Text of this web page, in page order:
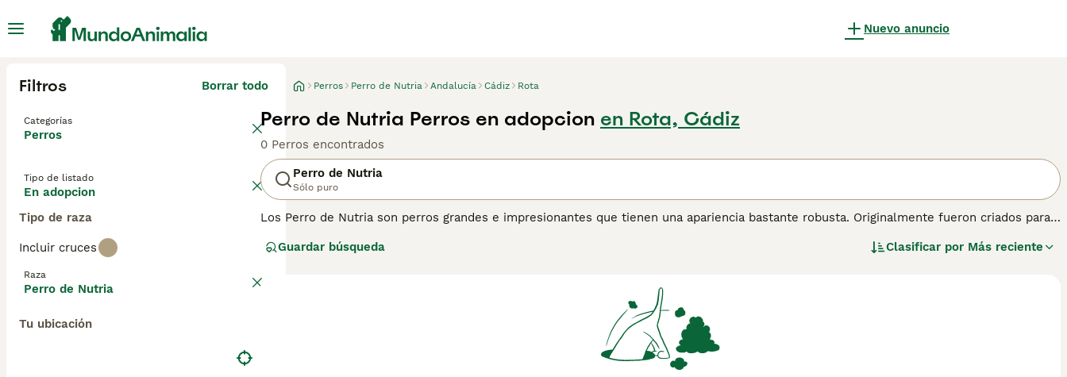
Nuevo anuncio
Filtros Borrar todo
Categorías
Perros
Tipo de listado
En adopcion
Tipo de raza
Incluir cruces
Raza
Perro de Nutria
Tu ubicación
Perros Perro de Nutria Andalucía Cádiz Rota
Perro de Nutria Perros en adopcion en Rota, Cádiz
0 Perros encontrados
Perro de Nutria
Sólo puro
Los Perro de Nutria son perros grandes e impresionantes que tienen una apariencia bastante robusta. Originalmente fueron criados para
llevan una vida activa al aire libre y que viven en el campo. Los Perro de Nutria son bastante enérgicos y nada les gusta más que estar
que esté orgulloso de tener un hogar impecable. Lamentablemente, los Perro de Nutria son una de las razas nativas más raras, con muy
pocos cachorros registrados en el Kennel Club cada año y, como resultado, están en la lista de razas nativas en peligro de extinción.
Lee nuestra página de consejos de compra de Perro de Nutria para obtener información sobre esta raza de perro.
Guardar búsqueda Clasificar por Más reciente